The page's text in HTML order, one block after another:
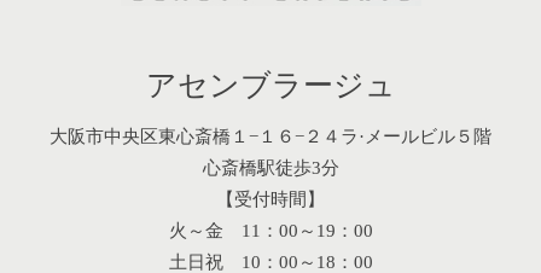
アセンブラージュ
大阪市中央区東心斎橋１−１６−２４ラ·メールビル５階
心斎橋駅徒歩3分
【受付時間】
火～金 11：00～19：00
土日祝 10：00～18：00